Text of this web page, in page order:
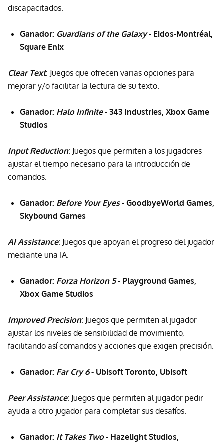
discapacitados.
Ganador: Guardians of the Galaxy- Eidos-Montréal,
Square Enix
Clear Text: Juegos que ofrecen varias opciones para
mejorar y/o facilitar la lectura de su texto.
Ganador: Halo Infinite- 343 Industries, Xbox Game
Studios
Input Reduction: Juegos que permiten a los jugadores
ajustar el tiempo necesario para la introducción de
comandos.
Ganador: Before Your Eyes- GoodbyeWorld Games,
Skybound Games
AI Assistance: Juegos que apoyan el progreso del jugador
mediante una IA.
Ganador: Forza Horizon 5- Playground Games,
Xbox Game Studios
Improved Precision: Juegos que permiten al jugador
ajustar los niveles de sensibilidad de movimiento,
facilitando así comandos y acciones que exigen precisión.
Ganador: Far Cry 6- Ubisoft Toronto, Ubisoft
Peer Assistance: Juegos que permiten al jugador pedir
ayuda a otro jugador para completar sus desafíos.
Ganador: It Takes Two- Hazelight Studios,